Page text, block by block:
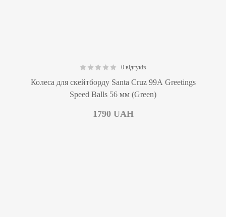
0 відгуків
Колеса для скейтборду Santa Cruz 99А Greetings
Speed Balls 56 мм (Green)
1790 UAH